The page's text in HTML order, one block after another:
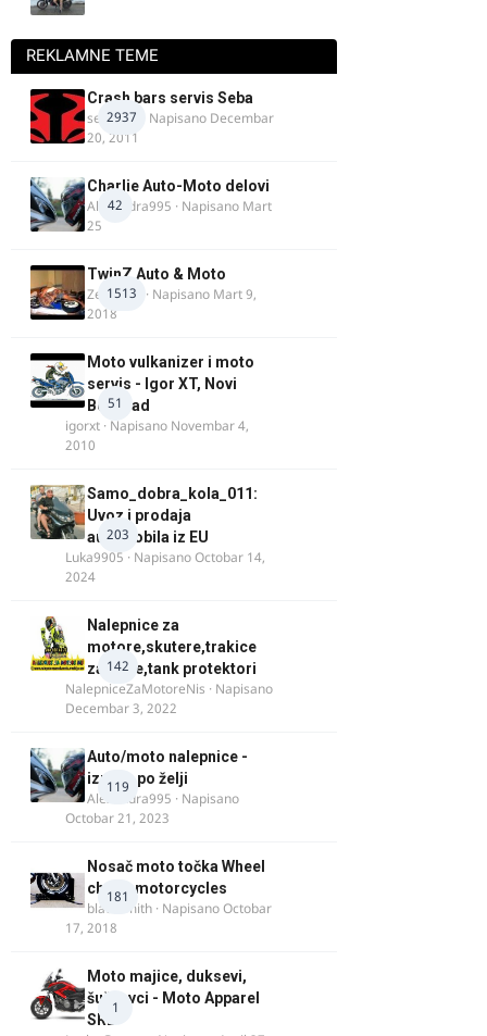
REKLAMNE TEME
2937
Crash bars servis Seba
seba011 · Napisano Decembar
20, 2011
42
Charlie Auto-Moto delovi
Alexandra995 · Napisano Mart
25
1513
TwinZ Auto & Moto
Zeljkamp · Napisano Mart 9,
2018
51
Moto vulkanizer i moto
servis - Igor XT, Novi
Beograd
igorxt · Napisano Novembar 4,
2010
203
Samo_dobra_kola_011:
Uvoz i prodaja
automobila iz EU
Luka9905 · NapisanoOctobar 14,
2024
142
Nalepnice za
motore,skutere,trakice
za felne,tank protektori
NalepniceZaMotoreNis · Napisano
Decembar 3, 2022
119
Auto/moto nalepnice -
izrada po želji
Alexandra995 · Napisano
Octobar 21, 2023
181
Nosač moto točka Wheel
chock motorcycles
blacksmith · NapisanoOctobar
17, 2018
1
Moto majice, duksevi,
šuškavci - Moto Apparel
SRB